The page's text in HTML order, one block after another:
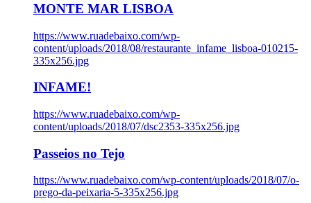
MONTE MAR LISBOA
https://www.ruadebaixo.com/wp-
content/uploads/2018/08/restaurante_infame_lisboa-010215-
335x256.jpg
INFAME!
https://www.ruadebaixo.com/wp-
content/uploads/2018/07/dsc2353-335x256.jpg
Passeios no Tejo
https://www.ruadebaixo.com/wp-content/uploads/2018/07/o-
prego-da-peixaria-5-335x256.jpg